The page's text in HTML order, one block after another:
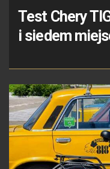
Test Chery
i siedem